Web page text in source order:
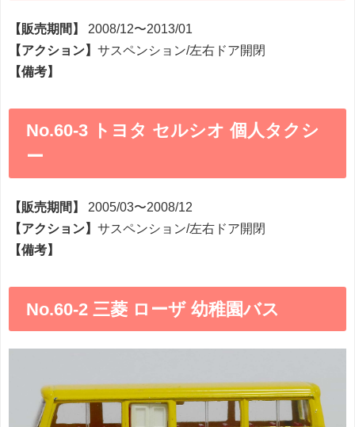
【販売期間】 2008/12〜2013/01
【アクション】 サスペンション/左右ドア開閉
【備考】
No.60-3 トヨタ セルシオ 個人タクシ
ー
【販売期間】 2005/03〜2008/12
【アクション】 サスペンション/左右ドア開閉
【備考】
No.60-2 三菱 ローザ 幼稚園バス